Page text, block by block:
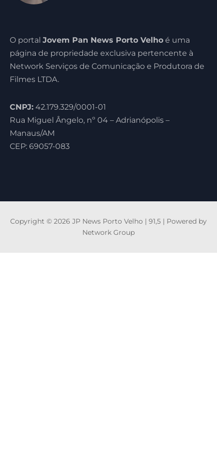
O portal Jovem Pan News Porto Velho é uma
página de propriedade exclusiva pertencente à
Network Serviços de Comunicação e Produtora de
Filmes LTDA.
CNPJ: 42.179.329/0001-01
Rua Miguel Ângelo, nº 04 – Adrianópolis –
Manaus/AM
CEP: 69057-083
Copyright © 2026 JP News Porto Velho | 91,5 | Powered by
Network Group